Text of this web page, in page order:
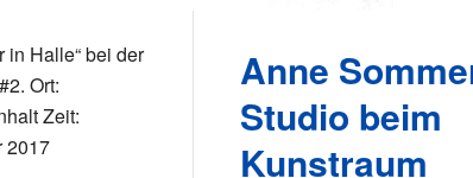
in Halle“ bei der
Ort:
Zeit:
2017
Anne
Studio beim
Kunstraum